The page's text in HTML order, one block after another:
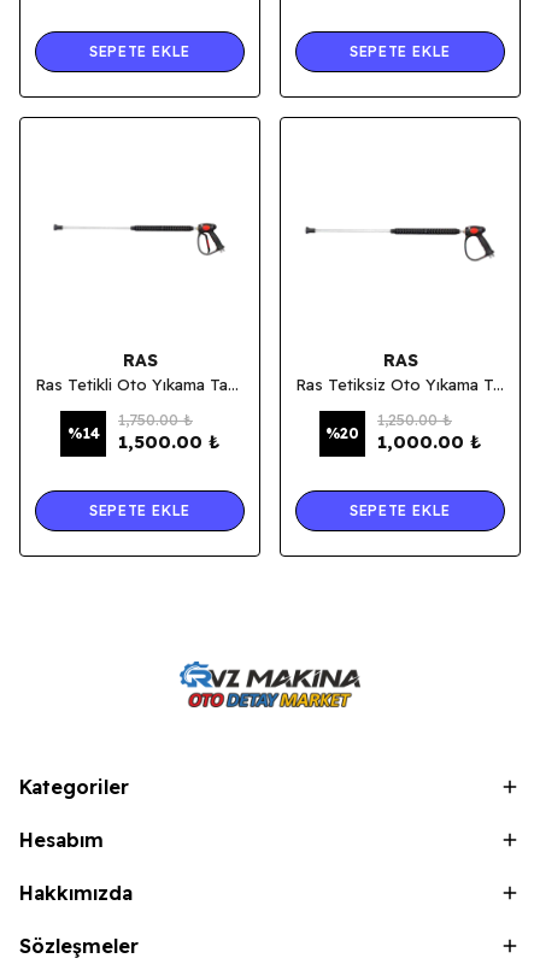
SEPETE EKLE SEPETE EKLE
RAS
Ras Tetikli Oto Yıkama Tabancası Yerli Model - 100 Cm
%14
1,750.00 ₺
1,500.00 ₺
SEPETE EKLE
RAS
Ras Tetiksiz Oto Yıkama Tabancası Yerli Model - 100 Cm
%20
1,250.00 ₺
1,000.00 ₺
SEPETE EKLE
Kategoriler
Hesabım
Hakkımızda
Sözleşmeler